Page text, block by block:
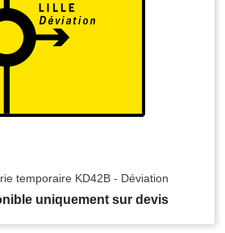
temporaire KD42B - Déviation
uniquement sur devis